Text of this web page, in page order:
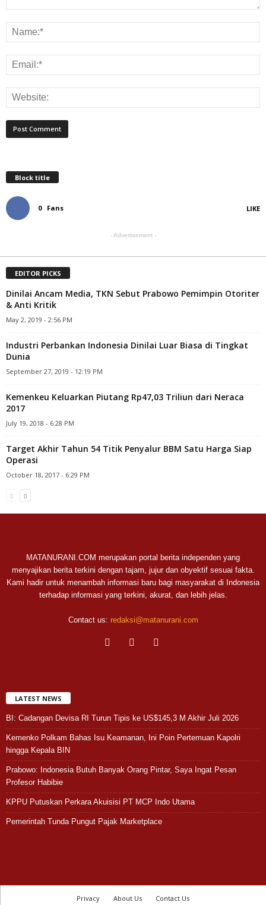
Block title
0 Fans LIKE
- Advertisement -
EDITOR PICKS
Dinilai Ancam Media, TKN Sebut Prabowo Pemimpin Otoriter
& Anti Kritik
May 2, 2019 - 2:56 PM
Industri Perbankan Indonesia Dinilai Luar Biasa di Tingkat
Dunia
September 27, 2019 - 12:19 PM
Kemenkeu Keluarkan Piutang Rp47,03 Triliun dari Neraca
2017
July 19, 2018 - 6:28 PM
Target Akhir Tahun 54 Titik Penyalur BBM Satu Harga Siap
Operasi
October 18, 2017 - 6:29 PM
MATANURANI.COM merupakan portal berita independen yang
menyajikan berita terkini dengan tajam, jujur dan obyektif sesuai fakta.
Kami hadir untuk menambah informasi baru bagi masyarakat di Indonesia
terhadap informasi yang terkini, akurat, dan lebih jelas.
Contact us: redaksi@matanurani.com
LATEST NEWS
BI: Cadangan Devisa RI Turun Tipis ke US$145,3 M Akhir Juli 2026
Kemenko Polkam Bahas Isu Keamanan, Ini Poin Pertemuan Kapolri
hingga Kepala BIN
Prabowo: Indonesia Butuh Banyak Orang Pintar, Saya Ingat Pesan
Profesor Habibie
KPPU Putuskan Perkara Akuisisi PT MCP Indo Utama
Pemerintah Tunda Pungut Pajak Marketplace
Privacy About Us Contact Us